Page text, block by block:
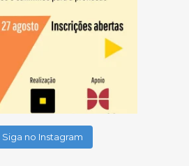
Siga no Instagram